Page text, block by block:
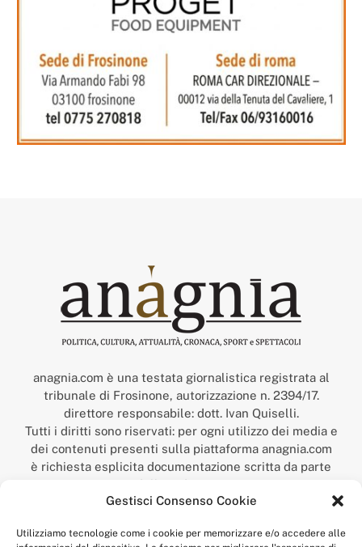
Gestisci Consenso Cookie
Utilizziamo tecnologie come i cookie per memorizzare e/o accedere alle
anagnia.com è una testata giornalistica registrata al
tribunale di Frosinone, autorizzazione n. 2394/17.
direttore responsabile: dott. Ivan Quiselli.
Tutti i diritti sono riservati: per ogni utilizzo dei media e
dei contenuti presenti sulla piattaforma anagnia.com
è richiesta esplicita documentazione scritta da parte
della redazione.
“Anagnia” è un marchio registrato presso l’Ufficio Italiano
Economico,